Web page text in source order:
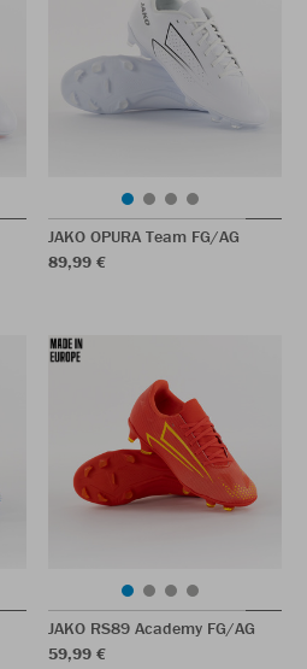
JAKO OPURA Team FG/AG
89,99 €
JAKO RS89 Academy FG/AG
59,99 €